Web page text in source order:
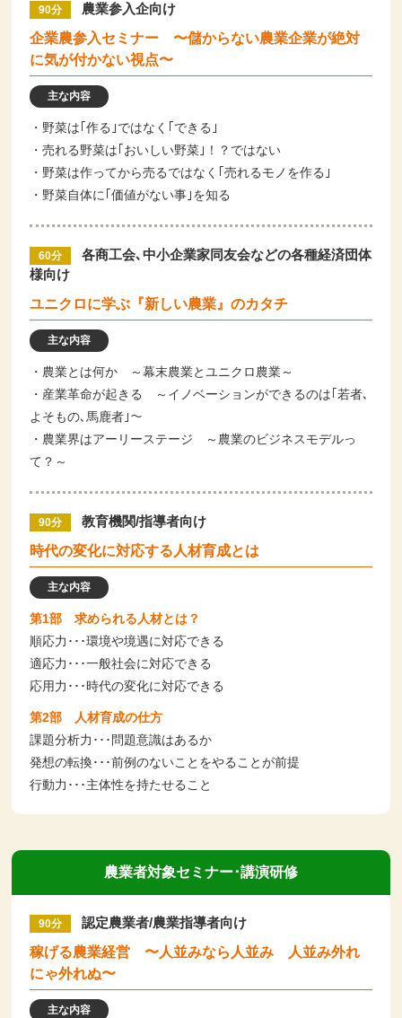
90分
農業参入企向け
企業農参入セミナー 〜儲からない農業企業が絶対
に気が付かない視点〜
主な内容
・野菜は｢作る｣ではなく｢できる｣
・売れる野菜は｢おいしい野菜｣！？ではない
・野菜は作ってから売るではなく｢売れるモノを作る｣
・野菜自体に｢価値がない事｣を知る
60分
各商工会､中小企業家同友会などの各種経済団体
様向け
ユニクロに学ぶ『新しい農業』のカタチ
主な内容
・農業とは何か ～幕末農業とユニクロ農業～
・産業革命が起きる ～イノベーションができるのは｢若者､
よそもの､馬鹿者｣～
・農業界はアーリーステージ ～農業のビジネスモデルっ
て？～
90分
教育機関/指導者向け
時代の変化に対応する人材育成とは
主な内容
第1部 求められる人材とは？
順応力･･･環境や境遇に対応できる
適応力･･･一般社会に対応できる
応用力･･･時代の変化に対応できる
第2部 人材育成の仕方
課題分析力･･･問題意識はあるか
発想の転換･･･前例のないことをやることが前提
行動力･･･主体性を持たせること
農業者対象セミナー･講演研修
90分
認定農業者/農業指導者向け
稼げる農業経営 〜人並みなら人並み 人並み外れ
にゃ外れぬ〜
主な内容